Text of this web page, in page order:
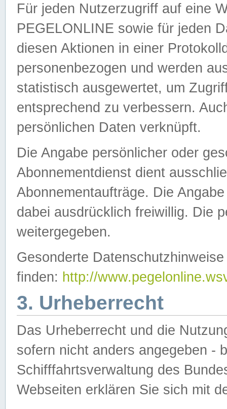
Für jeden Nutzerzugriff auf eine
PEGELONLINE sowie für jeden
diesen Aktionen in einer
personenbezogen und werden
statistisch ausgewertet, um
entsprechend zu verbessern.
persönlichen Daten verknüpft.
Die Angabe persönlicher oder
Abonnementdienst dient
Abonnementaufträge. Die
dabei ausdrücklich freiwillig. Die
weitergegeben.
Gesonderte
finden: http://
3. Urheberrecht
Das Urheberrecht und die
sofern nicht anders angegeben -
Schifffahrtsverwaltung des
Webseiten erklären Sie sich mit